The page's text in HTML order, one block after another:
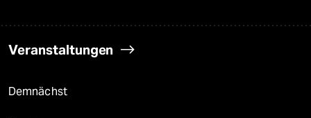
Veranstaltungen
Demnächst